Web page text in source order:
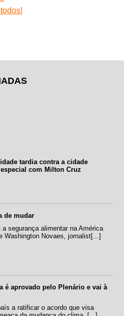
tardia contra a cidade
com Milton Cruz
de mudar
segurança alimentar na América
Washington Novaes, jornalist[...]
é aprovado pelo Plenário e vai à
a ratificar o acordo que visa